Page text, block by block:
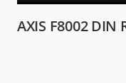
AXIS F8002